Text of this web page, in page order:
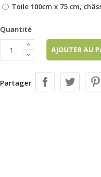
Toile 100cm x 75 cm,
Quantité
AJOUTER AU
Partager